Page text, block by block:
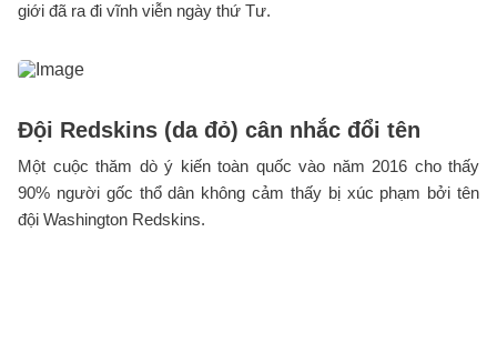
giới đã ra đi vĩnh viễn ngày thứ Tư.
Đội Redskins (da đỏ) cân nhắc đổi tên
Một cuộc thăm dò ý kiến toàn quốc vào năm 2016 cho thấy
90% người gốc thổ dân không cảm thấy bị xúc phạm bởi tên
đội Washington Redskins.